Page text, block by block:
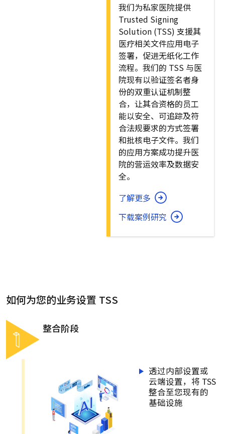
我们为私家医院提供
Trusted Signing
Solution (TSS) 支援其
医疗相关文件应用电子
签署，促进无纸化工作
流程。我们的 TSS 与医
院现有以验证签名者身
份的双重认证机制整
合，让其合资格的员工
能以安全、可追踪及符
合法规要求的方式签署
和批核电子文件。我们
的应用方案成功提升医
院的营运效率及数据安
全。
了解更多
下载案例研究
如何为您的业务设置 TSS
整合阶段
透过内部设置或
云端设置，将 TSS
整合至您现有的
基础设施